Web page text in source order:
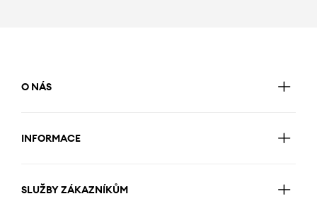
O NÁS
INFORMACE
SLUŽBY ZÁKAZNÍKŮM